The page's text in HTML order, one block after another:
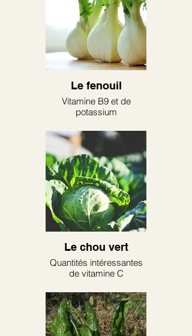
Le fenouil
Vitamine B9 et de
potassium
Le chou vert
Quantités intéressantes
de vitamine C